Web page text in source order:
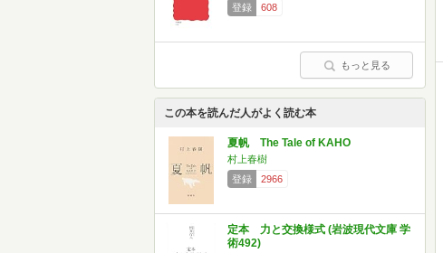
登録
608
もっと見る
この本を読んだ人がよく読む本
夏帆 The Tale of KAHO
村上春樹
登録
2966
定本 力と交換様式 (岩波現代文庫 学
術492)